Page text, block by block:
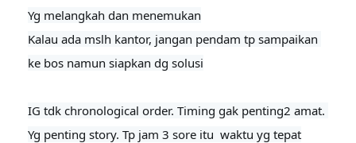
Yg melangkah dan menemukan
Kalau ada mslh kantor, jangan pendam tp sampaikan
ke bos namun siapkan dg solusi
IG tdk chronological order. Timing gak penting2 amat.
Yg penting story. Tp jam 3 sore itu  waktu yg tepat